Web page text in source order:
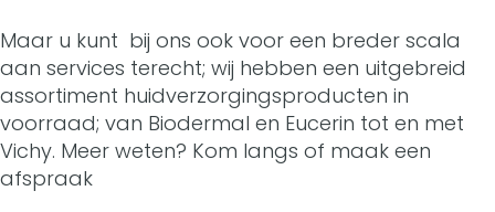
e
k
V
h
e
e
t
h
e
e
k
V
o
t
h
Maar u kunt bij ons ook voor een breder scala
aan services terecht; wij hebben een uitgebreid
assortiment huidverzorgingsproducten in
voorraad; van Biodermal en Eucerin tot en met
Vichy. Meer weten? Kom langs of maak een
afspraak